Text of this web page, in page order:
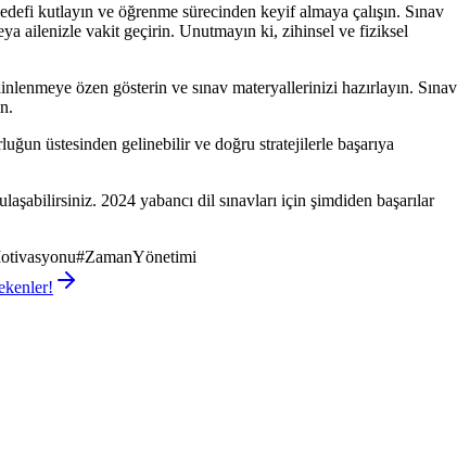
kutlayın ve öğrenme sürecinden keyif almaya çalışın. Sınav
ailenizle vakit geçirin. Unutmayın ki, zihinsel ve fiziksel
özen gösterin ve sınav materyallerinizi hazırlayın. Sınav
üstesinden gelinebilir ve doğru stratejilerle başarıya
2024 yabancı dil sınavları için şimdiden başarılar
#ZamanYönetimi